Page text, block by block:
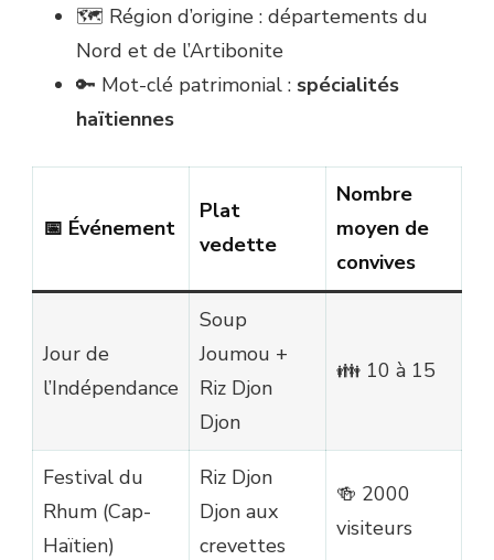
🗺️ Région d’origine : départements du
Nord et de l’Artibonite
🔑 Mot-clé patrimonial : spécialités
haïtiennes
📅 Événement
Plat
vedette
Nombre
moyen de
convives
Jour de
l’Indépendance
Soup
Joumou +
Riz Djon
Djon
👪 10 à 15
Festival du
Rhum (Cap-
Haïtien)
Riz Djon
Djon aux
crevettes
🍻 2000
visiteurs